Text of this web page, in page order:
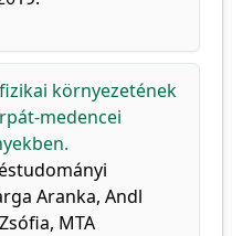
környezetének
medencei
Aranka, Andl
MTA